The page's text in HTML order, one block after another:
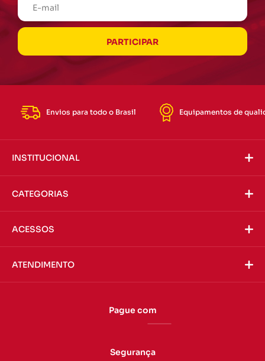
Envios para todo o Brasil Equipamentos de
INSTITUCIONAL
CATEGORIAS
ACESSOS
ATENDIMENTO
Pague com
Segurança